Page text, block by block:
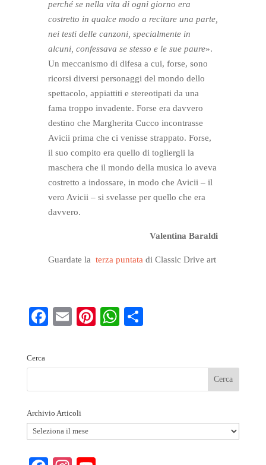
perché se nella vita di ogni giorno era
costretto in qualce modo a recitare una parte,
nei testi delle canzoni, specialmente in
alcuni, confessava se stesso e le sue paure».
Un meccanismo di difesa a cui, forse, sono
ricorsi diversi personaggi del mondo dello
spettacolo, appiattiti e stereotipati da una
fama troppo invadente. Forse era davvero
destino che Margherita Cucco incontrasse
Avicii prima che ci venisse strappato. Forse,
il suo compito era quello di togliergli la
maschera che il mondo della musica lo aveva
costretto a indossare, in modo che Avicii – il
vero Avicii – si svelasse per quello che era
davvero.
Valentina Baraldi
Guardate la terza puntatadi Classic Drive art
Fa
ok
E
Pi
es
t
W
A
pp
Cerca
Archivio Articoli
Archivio